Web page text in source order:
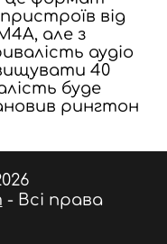
від
але з
аудіо
40
буде
рингтон
- Всі права